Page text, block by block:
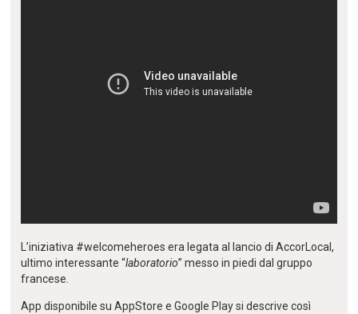
L’iniziativa #welcomeheroes era legata al lancio di AccorLocal,
ultimo interessante “laboratorio” messo in piedi dal gruppo
francese.
App disponibile su AppStore e Google Play si descrive così